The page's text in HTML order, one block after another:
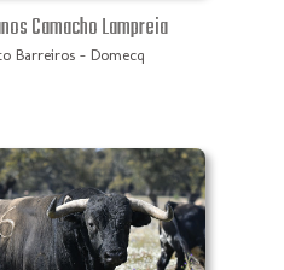
Camacho Lampreia
Barreiros - Domecq